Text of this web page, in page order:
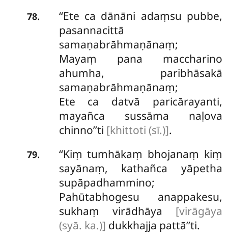
78. ‘‘Ete ca dānāni adaṃsu pubbe,
pasannacittā
samaṇabrāhmaṇānaṃ;
Mayaṃ pana maccharino
ahumha, paribhāsakā
samaṇabrāhmaṇānaṃ;
Ete ca datvā paricārayanti,
mayañca sussāma naḷova
chinno’’ti [khittoti (sī.)].
79.
‘‘Kiṃ tumhākaṃ bhojanaṃ kiṃ
sayānaṃ, kathañca yāpetha
supāpadhammino;
Pahūtabhogesu anappakesu,
sukhaṃ virādhāya [virāgāya
(syā. ka.)] dukkhajja pattā’’ti.